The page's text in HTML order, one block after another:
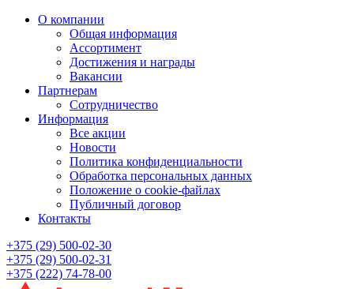
О компании
Общая информация
Ассортимент
Достижения и награды
Вакансии
Партнерам
Сотрудничество
Информация
Все акции
Новости
Политика конфиденциальности
Обработка персональных данных
Положение о cookie-файлах
Публичный договор
Контакты
+375 (29) 500-02-30
+375 (29) 500-02-31
+375 (222) 74-78-00